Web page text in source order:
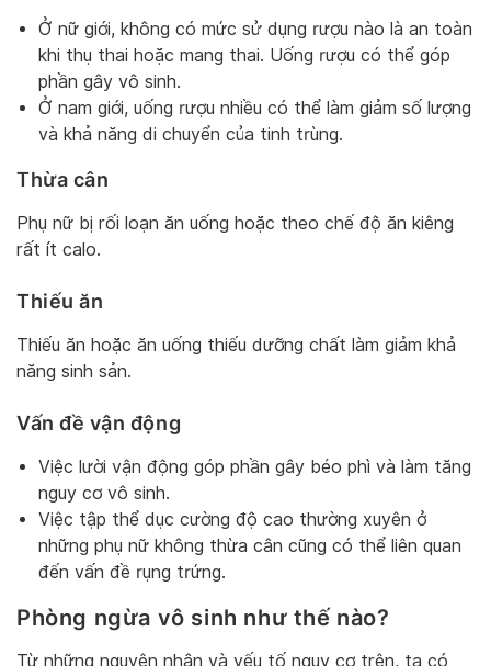
Ở nữ giới, không có mức sử dụng rượu nào là an toàn
khi thụ thai hoặc mang thai. Uống rượu có thể góp
phần gây vô sinh.
Ở nam giới, uống rượu nhiều có thể làm giảm số lượng
và khả năng di chuyển của tinh trùng.
Thừa cân
Phụ nữ bị rối loạn ăn uống hoặc theo chế độ ăn kiêng
rất ít calo.
Thiếu ăn
Thiếu ăn hoặc ăn uống thiếu dưỡng chất làm giảm khả
năng sinh sản.
Vấn đề vận động
Việc lười vận động góp phần gây béo phì và làm tăng
nguy cơ vô sinh.
Việc tập thể dục cường độ cao thường xuyên ở
những phụ nữ không thừa cân cũng có thể liên quan
đến vấn đề rụng trứng.
Phòng ngừa vô sinh như thế nào?
Từ những nguyên nhân và yếu tố nguy cơ trên, ta có